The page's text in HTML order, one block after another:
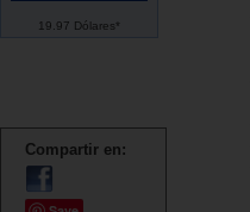
19.97 Dólares*
Compartir en: